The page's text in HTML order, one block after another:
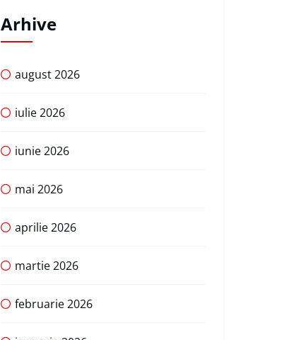
Arhive
august 2026
iulie 2026
iunie 2026
mai 2026
aprilie 2026
martie 2026
februarie 2026